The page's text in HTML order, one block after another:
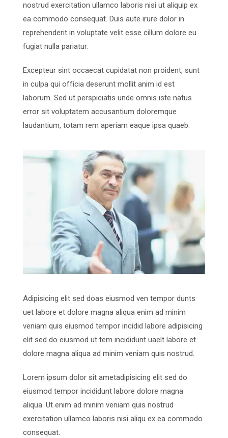
nostrud exercitation ullamco laboris nisi ut aliquip ex
ea commodo consequat. Duis aute irure dolor in
reprehenderit in voluptate velit esse cillum dolore eu
fugiat nulla pariatur.
Excepteur sint occaecat cupidatat non proident, sunt
in culpa qui officia deserunt mollit anim id est
laborum. Sed ut perspiciatis unde omnis iste natus
error sit voluptatem accusantium doloremque
laudantium, totam rem aperiam eaque ipsa quaeb.
Adipisicing elit sed doas eiusmod ven tempor dunts
uet labore et dolore magna aliqua enim ad minim
veniam quis eiusmod tempor incidid labore adipisicing
elit sed do eiusmod ut tem incididunt uaelt labore et
dolore magna aliqua ad minim veniam quis nostrud.
Lorem ipsum dolor sit ametadipisicing elit sed do
eiusmod tempor incididunt labore dolore magna
aliqua. Ut enim ad minim veniam quis nostrud
exercitation ullamco laboris nisi aliqu ex ea commodo
consequat.